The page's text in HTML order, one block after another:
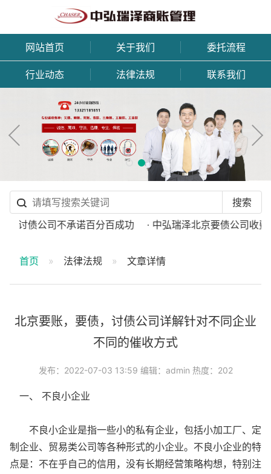
网站首页 关于我们 委托流程
行业动态 法律法规 联系我们
讨债公司不承诺百分百成功 · 中弘瑞泽北京要债公司收费标
首页 法律法规 文章详情
北京要账，要债，讨债公司详解针对不同企业
不同的催收方式
发布：2022-07-03 13:59 编辑：admin 热度：202
一、 不良小企业
不良小企业是指一些小的私有企业，包括小加工厂、定
制企业、贸易类公司等各种形式的小企业。不良小企业的特
点是：不在乎自己的信用，没有长期经营策略构想，特别注